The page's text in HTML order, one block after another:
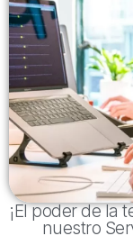
¡El poder de la
nuestro